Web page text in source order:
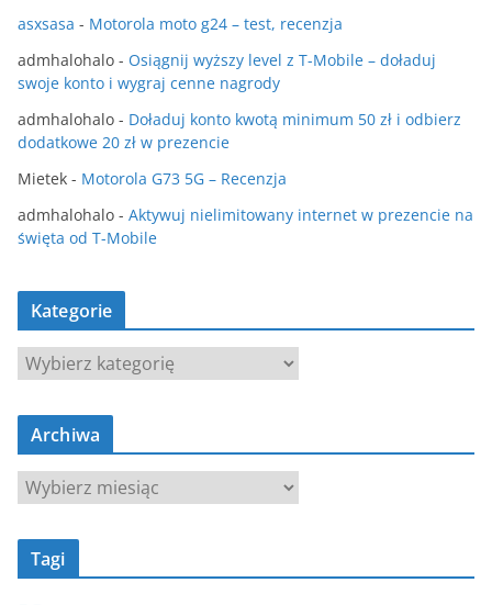
asxsasa - Motorola moto g24 – test, recenzja
admhalohalo - Osiągnij wyższy level z T-Mobile – doładuj
swoje konto i wygraj cenne nagrody
admhalohalo - Doładuj konto kwotą minimum 50 zł i odbierz
dodatkowe 20 zł w prezencie
Mietek - Motorola G73 5G – Recenzja
admhalohalo - Aktywuj nielimitowany internet w prezencie na
święta od T-Mobile
Kategorie
K
t
g
e
Archiwa
A
c
Tagi